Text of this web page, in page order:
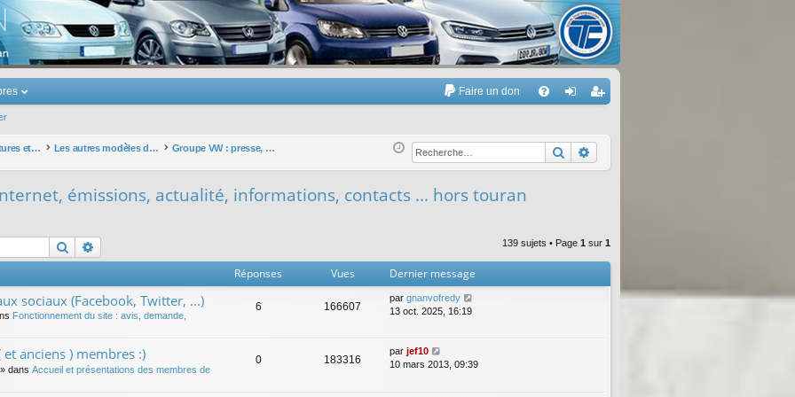
Touran
Faire un don
Q ne
xi
nr
eg
r
Les autres voitures et ce qui touche à la voiture Les autres modèles du groupe VW Groupe VW : presse, sites internet, émissions, actualité, informations, contacts ... hors touran Rechercher
émissions, actualité, informations, contacts ... hors touran
Rechercher 139 sujets • Page 1 sur 1
Réponses Vues Dernier message
sociaux (Facebook, Twitter, ...)
Fonctionnement du site : avis, demande,
6 166607
par gnanvofredy
13 oct. 2025, 16:19
anciens ) membres :)
» dans Accueil et présentations des membres de
0 183316
par jef10
10 mars 2013, 09:39